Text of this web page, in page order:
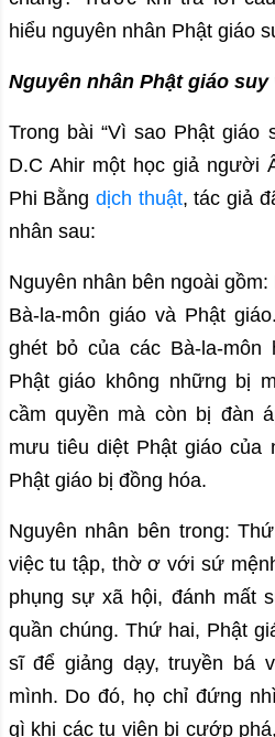
hiểu nguyên nhân Phật giáo
Nguyên nhân Phật giáo
Trong bài “Vì sao Phật giáo
D.C Ahir một học giả người
Phi Bằng dịch thuật, tác giả
nhân sau:
Nguyên nhân bên ngoài
Bà-la-môn giáo và Phật
ghét bỏ của các Bà-la-
Phật giáo không những bị
cầm quyền mà còn bị đàn
mưu tiêu diệt Phật giáo của
Phật giáo bị đồng hóa.
Nguyên nhân bên trong:
việc tu tập, thờ ơ với sứ
phụng sự xã hội, đánh mất
quần chúng. Thứ hai, Phật
sĩ để giảng dạy, truyền bá
mình. Do đó, họ chỉ đứng
gì khi các tu viện bị cướp